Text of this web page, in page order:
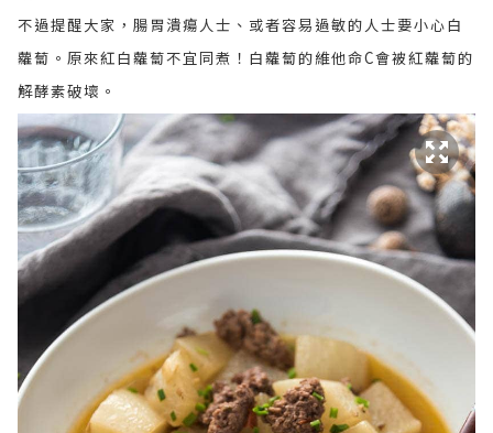
不過提醒大家，腸胃潰瘍人士、或者容易過敏的人士要小心白
蘿蔔。原來紅白蘿蔔不宜同煮！白蘿蔔的維他命C會被紅蘿蔔的
解酵素破壞。